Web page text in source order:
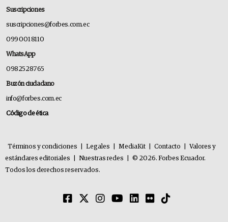
Suscripciones
suscripciones@forbes.com.ec
099 001 8110
WhatsApp
0982528765
Buzón ciudadano
info@forbes.com.ec
Código de ética
Términos y condiciones Legales MediaKit Contacto
Valores y
estándares editoriales
Nuestras redes
© 2026. Forbes Ecuador.
Todos los derechos reservados.